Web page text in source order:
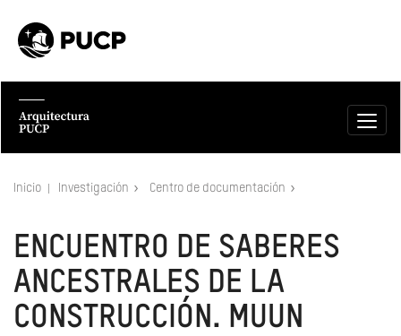
Inicio Investigación Centro de documentación
ENCUENTRO DE SABERES
ANCESTRALES DE LA
CONSTRUCCIÓN. MUUN